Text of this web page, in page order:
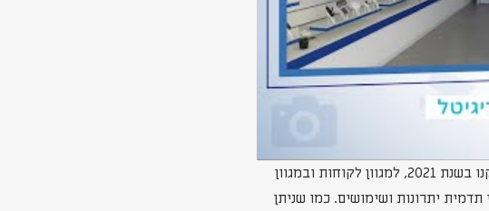
באורך של כדקה, אשר מציג קטעים מתוך סרטי תדמית שהפקנו בשנת 2021, למגוון לקוחות ובמגוון
יתרונות ושימושים. כמו שניתן